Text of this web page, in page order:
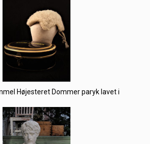
Højesteret Dommer paryk lavet i